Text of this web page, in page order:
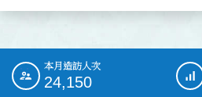
::: 本月造訪人次
24,150